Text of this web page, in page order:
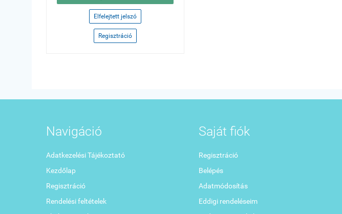
Elfelejtett jelszó
Regisztráció
Navigáció
Adatkezelési Tájékoztató
Kezdőlap
Regisztráció
Rendelési feltételek
Saját fiók
Regisztráció
Belépés
Adatmódosítás
Eddigi rendeléseim